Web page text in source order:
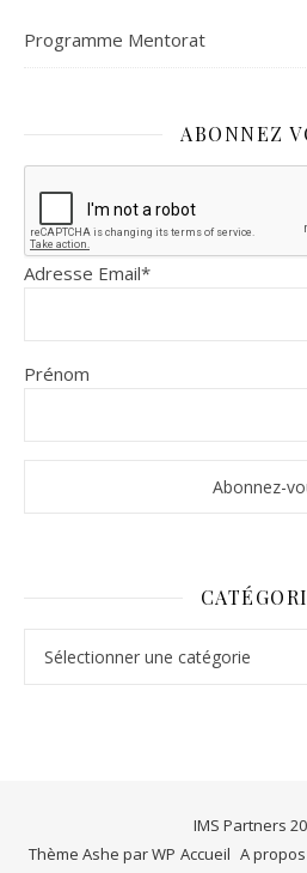
Programme Mentorat
ABONNEZ
Adresse Email*
Prénom
IMS Partners
Accueil A propos
Thème Ashe parWP